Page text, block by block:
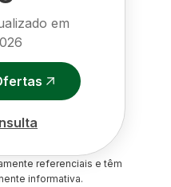
em
referenciais e têm
informativa.